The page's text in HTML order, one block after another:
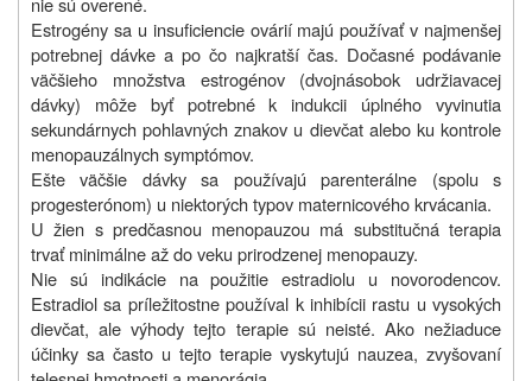
Estrogény sa u insuficiencie ovárií majú používať v najmenšej
potrebnej dávke a po čo najkratší čas. Dočasné podávanie
väčšieho množstva estrogénov (dvojnásobok udržiavacej
dávky) môže byť potrebné k indukcii úplného vyvinutia
sekundárnych pohlavných znakov u dievčat alebo ku kontrole
menopauzálnych symptómov.
Ešte väčšie dávky sa používajú parenterálne (spolu s
progesterónom) u niektorých typov maternicového krvácania.
U žien s predčasnou menopauzou má substitučná terapia
trvať minimálne až do veku prirodzenej menopauzy.
Nie sú indikácie na použitie estradiolu u novorodencov.
Estradiol sa príležitostne používal k inhibícii rastu u vysokých
dievčat, ale výhody tejto terapie sú neisté. Ako nežiaduce
účinky sa často u tejto terapie vyskytujú nauzea, zvyšovaní